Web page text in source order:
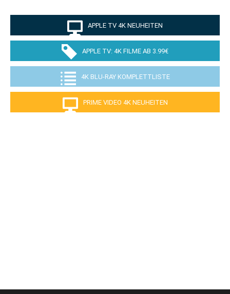
APPLE TV 4K NEUHEITEN
APPLE TV: 4K FILME AB 3.99€
4K BLU-RAY KOMPLETTLISTE
PRIME VIDEO 4K NEUHEITEN